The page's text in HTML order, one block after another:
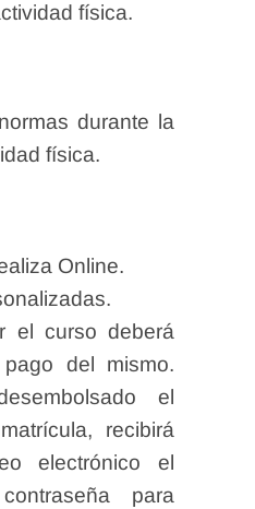
física.
durante la
física.
Online.
el curso deberá
del mismo.
el
recibirá
electrónico el
para